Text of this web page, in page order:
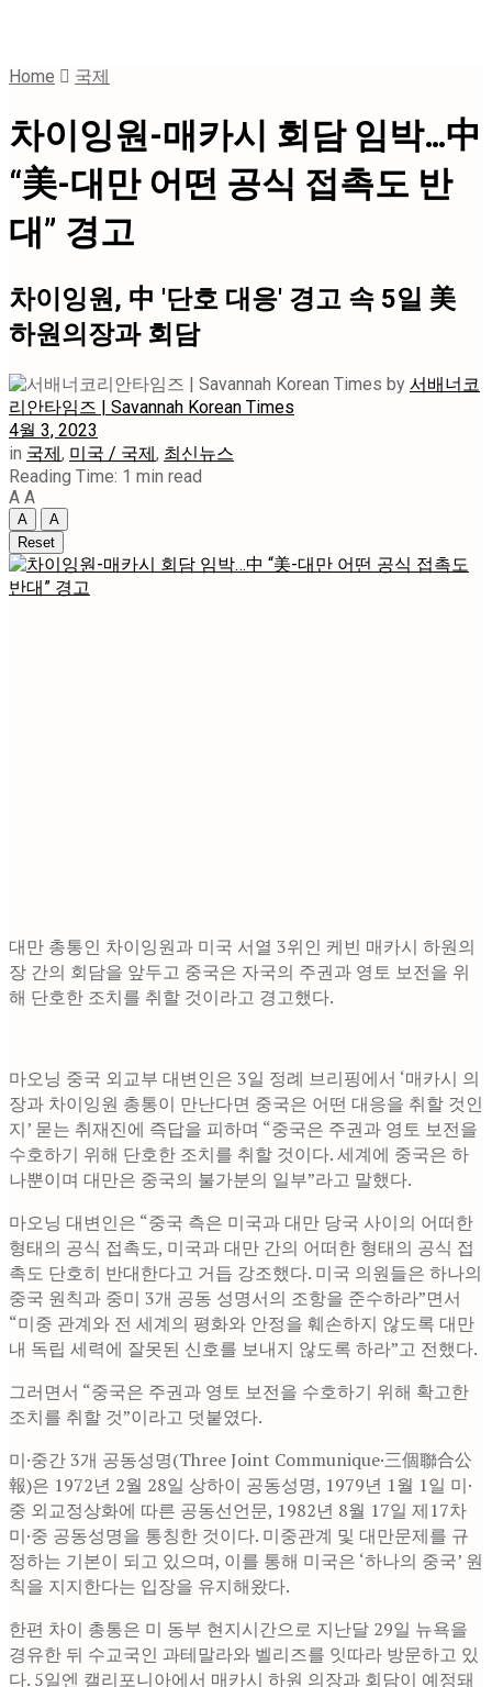
Home 국제
차이잉원-매카시 회담 임박…中
“美-대만 어떤 공식 접촉도 반
대” 경고
차이잉원, 中 '단호 대응' 경고 속 5일 美
하원의장과 회담
by 서배너코
리안타임즈 | Savannah Korean Times
4월 3, 2023
in 국제, 미국 / 국제, 최신뉴스
Reading Time: 1 min read
A A
A
A
Reset
대만 총통인 차이잉원과 미국 서열 3위인 케빈 매카시 하원의
장 간의 회담을 앞두고 중국은 자국의 주권과 영토 보전을 위
해 단호한 조치를 취할 것이라고 경고했다.
마오닝 중국 외교부 대변인은 3일 정례 브리핑에서 ‘매카시 의
장과 차이잉원 총통이 만난다면 중국은 어떤 대응을 취할 것인
지’ 묻는 취재진에 즉답을 피하며 “중국은 주권과 영토 보전을
수호하기 위해 단호한 조치를 취할 것이다. 세계에 중국은 하
나뿐이며 대만은 중국의 불가분의 일부”라고 말했다.
마오닝 대변인은 “중국 측은 미국과 대만 당국 사이의 어떠한
형태의 공식 접촉도, 미국과 대만 간의 어떠한 형태의 공식 접
촉도 단호히 반대한다고 거듭 강조했다. 미국 의원들은 하나의
중국 원칙과 중미 3개 공동 성명서의 조항을 준수하라”면서
“미중 관계와 전 세계의 평화와 안정을 훼손하지 않도록 대만
내 독립 세력에 잘못된 신호를 보내지 않도록 하라”고 전했다.
그러면서 “중국은 주권과 영토 보전을 수호하기 위해 확고한
조치를 취할 것”이라고 덧붙였다.
미·중간 3개 공동성명(Three Joint Communique·三個聯合公
報)은 1972년 2월 28일 상하이 공동성명, 1979년 1월 1일 미·
중 외교정상화에 따른 공동선언문, 1982년 8월 17일 제17차
미·중 공동성명을 통칭한 것이다. 미중관계 및 대만문제를 규
정하는 기본이 되고 있으며, 이를 통해 미국은 ‘하나의 중국’ 원
칙을 지지한다는 입장을 유지해왔다.
한편 차이 총통은 미 동부 현지시간으로 지난달 29일 뉴욕을
경유한 뒤 수교국인 과테말라와 벨리즈를 잇따라 방문하고 있
다. 5일엔 캘리포니아에서 매카시 하원 의장과 회담이 예정돼